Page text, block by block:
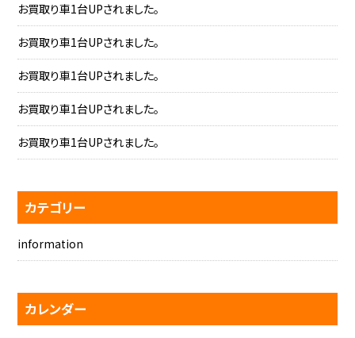
お買取り車1台UPされました。
お買取り車1台UPされました。
お買取り車1台UPされました。
お買取り車1台UPされました。
お買取り車1台UPされました。
カテゴリー
information
カレンダー